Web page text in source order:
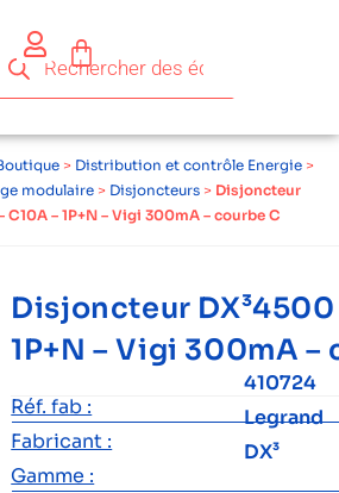
> Distribution et contrôle Energie >
modulaire > Disjoncteurs > Disjoncteur
C10A – 1P+N – Vigi 300mA – courbe C
Disjoncteur DX³4500
1P+N – Vigi 300mA –
Réf. fab :
410724
Fabricant :
Legrand
Gamme :
DX³